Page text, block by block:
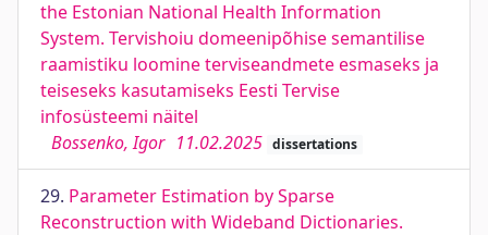
the Estonian National Health Information
System. Tervishoiu domeenipõhise semantilise
raamistiku loomine terviseandmete esmaseks ja
teiseseks kasutamiseks Eesti Tervise
infosüsteemi näitel
Bossenko, Igor 11.02.2025 dissertations
29. Parameter Estimation by Sparse
Reconstruction with Wideband Dictionaries.